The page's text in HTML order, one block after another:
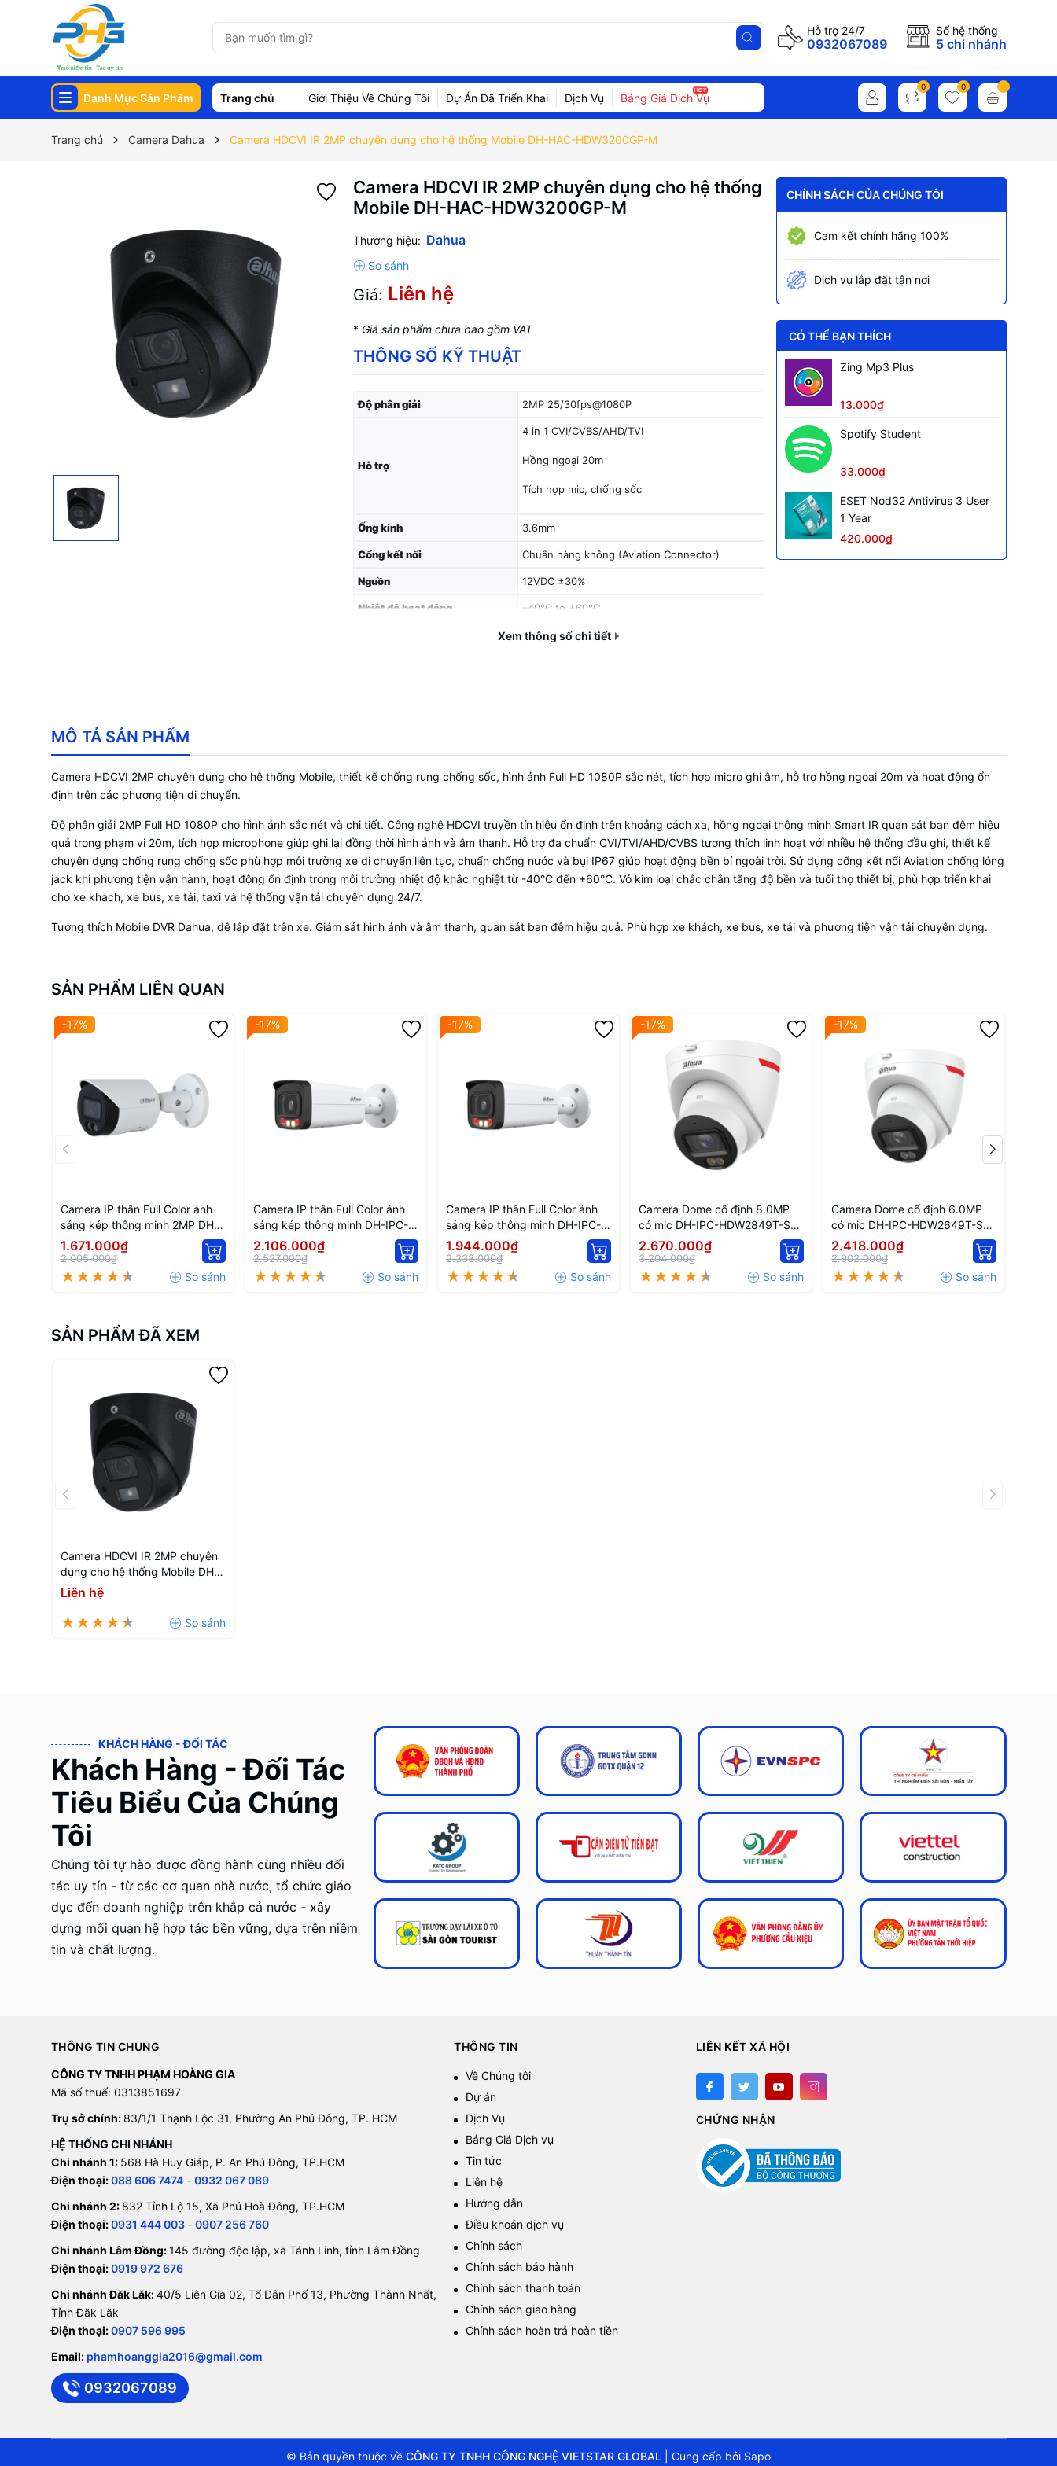
Hỗ trợ 24/7
0932067089
Số hệ thống
5 chi nhánh
Danh Mục Sản Phẩm Trang chủ Giới Thiệu Về Chúng Tôi Dự Án Đã Triển Khai Dịch Vụ Bảng Giá Dịch Vụ
0 0
Trang chủ Camera Dahua Camera HDCVI IR 2MP chuyên dụng cho hệ thống Mobile DH-HAC-HDW3200GP-M
Camera HDCVI IR 2MP chuyên dụng cho hệ thống
Mobile DH-HAC-HDW3200GP-M
Thương hiệu: Dahua
Giá: Liên hệ
* Giá sản phẩm chưa bao gồm VAT
THÔNG SỐ KỸ THUẬT
Độ phân giải 2MP 25/30fps@1080P
Hỗ trợ
4 in 1 CVI/CVBS/AHD/TVI
Hồng ngoại 20m
Tích hợp mic, chống sốc
Ống kính 3.6mm
Cổng kết nối Chuẩn hàng không (Aviation Connector)
Nguồn 12VDC ±30%
Nhiệt độ hoạt động –40°C to +60°C
Kim loại, IP67
Xem thông số chi tiết
CHÍNH SÁCH CỦA CHÚNG TÔI
Cam kết chính hãng 100%
Dịch vụ lắp đặt tận nơi
CÓ THỂ BẠN THÍCH
Zing Mp3 Plus
13.000₫
Spotify Student
33.000₫
ESET Nod32 Antivirus 3 User
1 Year
420.000₫
MÔ TẢ SẢN PHẨM
Camera HDCVI 2MP chuyên dụng cho hệ thống Mobile, thiết kế chống rung chống sốc, hình ảnh Full HD 1080P sắc nét, tích hợp micro ghi âm, hỗ trợ hồng ngoại 20m và hoạt động ổn
định trên các phương tiện di chuyển.
Độ phân giải 2MP Full HD 1080P cho hình ảnh sắc nét và chi tiết. Công nghệ HDCVI truyền tín hiệu ổn định trên khoảng cách xa, hồng ngoại thông minh Smart IR quan sát ban đêm hiệu
quả trong phạm vi 20m, tích hợp microphone giúp ghi lại đồng thời hình ảnh và âm thanh. Hỗ trợ đa chuẩn CVI/TVI/AHD/CVBS tương thích linh hoạt với nhiều hệ thống đầu ghi, thiết kế
chuyên dụng chống rung chống sốc phù hợp môi trường xe di chuyển liên tục, chuẩn chống nước và bụi IP67 giúp hoạt động bền bỉ ngoài trời. Sử dụng cổng kết nối Aviation chống lỏng
jack khi phương tiện vận hành, hoạt động ổn định trong môi trường nhiệt độ khắc nghiệt từ -40°C đến +60°C. Vỏ kim loại chắc chắn tăng độ bền và tuổi thọ thiết bị, phù hợp triển khai
cho xe khách, xe bus, xe tải, taxi và hệ thống vận tải chuyên dụng 24/7.
Tương thích Mobile DVR Dahua, dễ lắp đặt trên xe. Giám sát hình ảnh và âm thanh, quan sát ban đêm hiệu quả. Phù hợp xe khách, xe bus, xe tải và phương tiện vận tải chuyên dụng.
SẢN PHẨM LIÊN QUAN
-17%
Camera IP thân Full Color ánh
sáng kép thông minh 2MP DH-
IPC-HFW2249S-S-IL
1.671.000₫
2.005.000₫
-17%
Camera IP thân Full Color ánh
sáng kép thông minh DH-IPC-
HFW2449T-AS-IL
2.106.000₫
2.527.000₫
-17%
Camera IP thân Full Color ánh
sáng kép thông minh DH-IPC-
HFW2249T-AS-IL
1.944.000₫
2.333.000₫
-17%
Camera Dome cố định 8.0MP
có mic DH-IPC-HDW2849T-S-
PRO
2.670.000₫
3.204.000₫
-17%
Camera Dome cố định 6.0MP
có mic DH-IPC-HDW2649T-S-
PRO
2.418.000₫
2.902.000₫
SẢN PHẨM ĐÃ XEM
Camera HDCVI IR 2MP chuyên
dụng cho hệ thống Mobile DH-
HAC-HDW3200GP-M
Liên hệ
KHÁCH HÀNG - ĐỐI TÁC
Khách Hàng - Đối Tác
Tiêu Biểu Của Chúng
Tôi
Chúng tôi tự hào được đồng hành cùng nhiều đối
tác uy tín - từ các cơ quan nhà nước, tổ chức giáo
dục đến doanh nghiệp trên khắp cả nước - xây
dựng mối quan hệ hợp tác bền vững, dựa trên niềm
tin và chất lượng.
THÔNG TIN CHUNG
CÔNG TY TNHH PHẠM HOÀNG GIA
Mã số thuế: 0313851697
Trụ sở chính: 83/1/1 Thạnh Lộc 31, Phường An Phú Đông, TP. HCM
HỆ THỐNG CHI NHÁNH
Chi nhánh 1: 568 Hà Huy Giáp, P. An Phú Đông, TP.HCM
Điện thoại:088 606 7474- 0932 067 089
Chi nhánh 2: 832 Tỉnh Lộ 15, Xã Phú Hoà Đông, TP.HCM
Điện thoại:0931 444 003 - 0907 256 760
Chi nhánh Lâm Đồng:145 đường độc lập, xã Tánh Linh, tỉnh Lâm Đồng
Điện thoại:0919 972 676
Chi nhánh Đăk Lăk:40/5 Liên Gia 02, Tổ Dân Phố 13, Phường Thành Nhất,
Tỉnh Đăk Lăk
Điện thoại:0907 596 995
Email: phamhoanggia2016@gmail.com
0932067089
THÔNG TIN
Về Chúng tôi
Dự án
Dịch Vụ
Bảng Giá Dịch vụ
Tin tức
Liên hệ
Hướng dẫn
Điều khoản dịch vụ
Chính sách
Chính sách bảo hành
Chính sách thanh toán
Chính sách giao hàng
Chính sách hoàn trả hoàn tiền
LIÊN KẾT XÃ HỘI
CHỨNG NHẬN
© Bản quyền thuộc về CÔNG TY TNHH CÔNG NGHỆ VIETSTAR GLOBAL Cung cấp bởi Sapo